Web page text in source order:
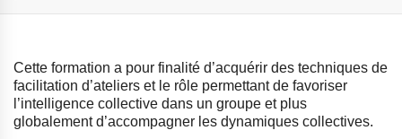
Cette formation a pour finalité d’acquérir des techniques de
facilitation d’ateliers et le rôle permettant de favoriser
l’intelligence collective dans un groupe et plus
globalement d’accompagner les dynamiques collectives.